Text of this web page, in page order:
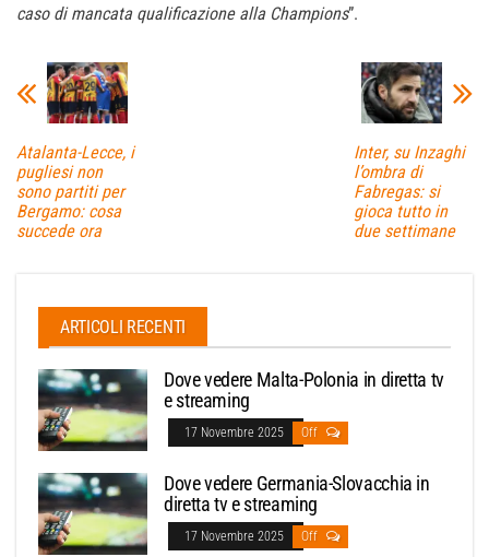
caso di mancata qualificazione alla Champions”.
Atalanta-Lecce, i
pugliesi non
sono partiti per
Bergamo: cosa
succede ora
Inter, su Inzaghi
l’ombra di
Fabregas: si
gioca tutto in
due settimane
ARTICOLI RECENTI
Dove vedere Malta-Polonia in diretta tv
e streaming
17 Novembre 2025 Off
Dove vedere Germania-Slovacchia in
diretta tv e streaming
17 Novembre 2025 Off